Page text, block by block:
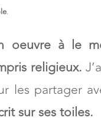
.
oeuvre à le
religieux.
les partager
sur ses toiles.